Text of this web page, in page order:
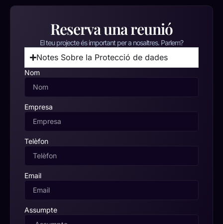
Reserva una reunió
El teu projecte és important per a nosaltres. Parlem?
Notes Sobre la Protecció de dades
Nom
Empresa
Telèfon
Email
Assumpte